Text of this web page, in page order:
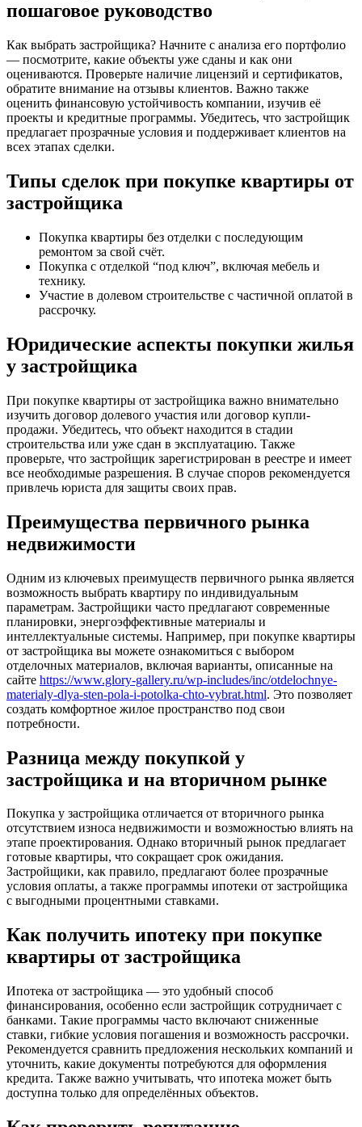
пошаговое руководство
Как выбрать застройщика? Начните с анализа его портфолио
— посмотрите, какие объекты уже сданы и как они
оцениваются. Проверьте наличие лицензий и сертификатов,
обратите внимание на отзывы клиентов. Важно также
оценить финансовую устойчивость компании, изучив её
проекты и кредитные программы. Убедитесь, что застройщик
предлагает прозрачные условия и поддерживает клиентов на
всех этапах сделки.
Типы сделок при покупке квартиры от
застройщика
Покупка квартиры без отделки с последующим
ремонтом за свой счёт.
Покупка с отделкой “под ключ”, включая мебель и
технику.
Участие в долевом строительстве с частичной оплатой в
рассрочку.
Юридические аспекты покупки жилья
у застройщика
При покупке квартиры от застройщика важно внимательно
изучить договор долевого участия или договор купли-
продажи. Убедитесь, что объект находится в стадии
строительства или уже сдан в эксплуатацию. Также
проверьте, что застройщик зарегистрирован в реестре и имеет
все необходимые разрешения. В случае споров рекомендуется
привлечь юриста для защиты своих прав.
Преимущества первичного рынка
недвижимости
Одним из ключевых преимуществ первичного рынка является
возможность выбрать квартиру по индивидуальным
параметрам. Застройщики часто предлагают современные
планировки, энергоэффективные материалы и
интеллектуальные системы. Например, при покупке квартиры
от застройщика вы можете ознакомиться с выбором
отделочных материалов, включая варианты, описанные на
сайте https://www.glory-gallery.ru/wp-includes/inc/otdelochnye-
materialy-dlya-sten-pola-i-potolka-chto-vybrat.html. Это позволяет
создать комфортное жилое пространство под свои
потребности.
Разница между покупкой у
застройщика и на вторичном рынке
Покупка у застройщика отличается от вторичного рынка
отсутствием износа недвижимости и возможностью влиять на
этапе проектирования. Однако вторичный рынок предлагает
готовые квартиры, что сокращает срок ожидания.
Застройщики, как правило, предлагают более прозрачные
условия оплаты, а также программы ипотеки от застройщика
с выгодными процентными ставками.
Как получить ипотеку при покупке
квартиры от застройщика
Ипотека от застройщика — это удобный способ
финансирования, особенно если застройщик сотрудничает с
банками. Такие программы часто включают сниженные
ставки, гибкие условия погашения и возможность рассрочки.
Рекомендуется сравнить предложения нескольких компаний и
уточнить, какие документы потребуются для оформления
кредита. Также важно учитывать, что ипотека может быть
доступна только для определённых объектов.